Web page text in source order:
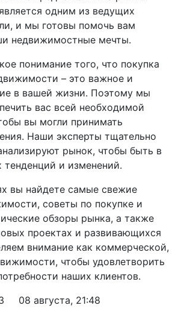
одним из ведущих
и мы готовы помочь вам
недвижимостные мечты.
понимание того, что покупка
– это важное и
в вашей жизни. Поэтому мы
вас всей необходимой
вы могли принимать
Наши эксперты тщательно
рынок, чтобы быть в
тенденций и изменений.
вы найдете самые свежие
советы по покупке и
обзоры рынка, а также
проектах и развивающихся
внимание как коммерческой,
чтобы удовлетворить
наших клиентов.
08 августа, 21:48